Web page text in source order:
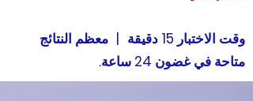
وقت الاختبار 15 دقيقة | معظم النتائج
متاحة في غضون 24 ساعة.